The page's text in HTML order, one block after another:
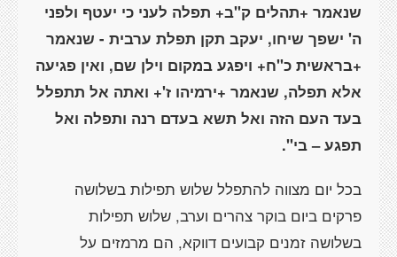
שנאמר +תהלים ק"ב+ תפלה לעני כי יעטף ולפני
ה' ישפך שיחו, יעקב תקן תפלת ערבית - שנאמר
+בראשית כ"ח+ ויפגע במקום וילן שם, ואין פגיעה
אלא תפלה, שנאמר +ירמיהו ז'+ ואתה אל תתפלל
בעד העם הזה ואל תשא בעדם רנה ותפלה ואל
תפגע – בי".
בכל יום מצווה להתפלל שלוש תפילות בשלושה
פרקים ביום בוקר צהרים וערב, שלוש תפילות
בשלושה זמנים קבועים דווקא, הם מרמזים על